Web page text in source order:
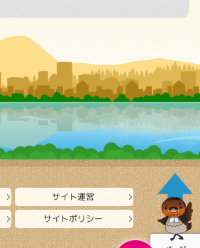
サイト運営
サイトポリシー